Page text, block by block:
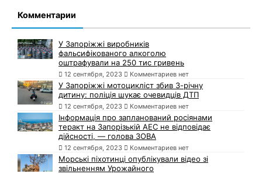
Комментарии
У Запоріжжі виробників
фальсифікованого алкоголю
оштрафували на 250 тис гривень
12 сентября, 2023 Комментариев нет
У Запоріжжі мотоцикліст збив 3-річну
дитину: поліція шукає очевидців ДТП
12 сентября, 2023 Комментариев нет
Інформація про запланований росіянами
теракт на Запорізькій АЕС не відповідає
дійсності, — голова ЗОВА
12 сентября, 2023 Комментариев нет
Морські піхотинці опублікували відео зі
звільненням Урожайного